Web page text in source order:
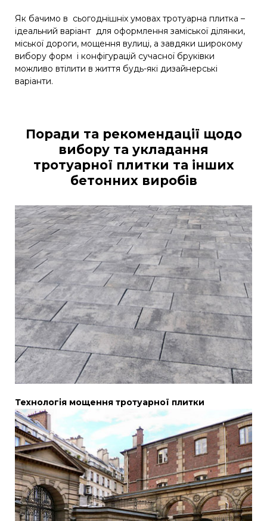
Як бачимо в сьогоднішніх умовах тротуарна плитка –
ідеальний варіант для оформлення заміської ділянки,
міської дороги, мощення вулиці, а завдяки широкому
вибору форм і конфігурацій сучасної бруківки
можливо втілити в життя будь-які дизайнерські
варіанти.
Поради та рекомендації щодо
вибору та укладання
тротуарної плитки та інших
бетонних виробів
Технологія мощення тротуарної плитки